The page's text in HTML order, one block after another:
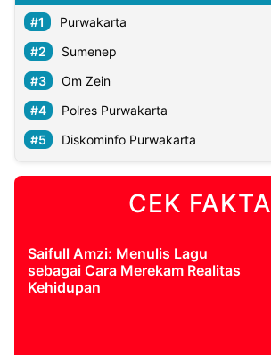
Purwakarta
Sumenep
Om Zein
Polres Purwakarta
Diskominfo Purwakarta
CEK FAKTA
Saifull Amzi: Menulis Lagu
sebagai Cara Merekam Realitas
Kehidupan